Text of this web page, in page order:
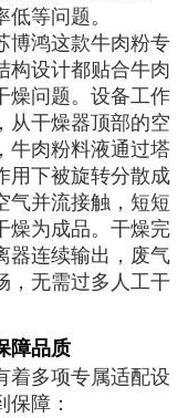
等问题。
博鸿这款牛肉粉专
构设计都贴合牛肉
燥问题。设备工作
从干燥器顶部的空
牛肉粉料液通过塔
用下被旋转分散成
气并流接触，短短
燥为成品。干燥完
器连续输出，废气
，无需过多人工干
障品质
着多项专属适配设
障：